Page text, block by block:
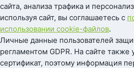
сайта, анализа трафика и
используя сайт, вы соглашаетесь с
использовании cookie-файлов.
Личные данные пользователей
регламентом GDPR. На сайте также
сертификат, поэтому информация